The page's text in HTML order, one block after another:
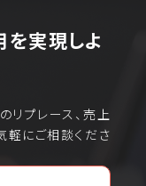
実現しよ
リプレース、売上
軽にご相談くださ